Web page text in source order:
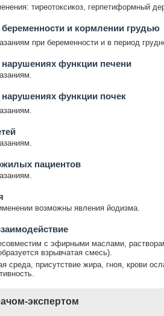
тиреотоксикоз, герпетиформный
и кормлении грудью
при беременности и в период
функции печени
функции почек
пациентов
возможны явления йодизма.
с эфирными маслами,
взрывчатая смесь).
среда, присутствие жира, гноя, крови
экспертом